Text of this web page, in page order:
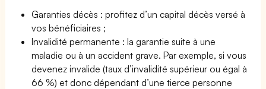
Garanties décès : profitez d’un capital décès versé à
vos bénéficiaires ;
Invalidité permanente : la garantie suite à une
maladie ou à un accident grave. Par exemple, si vous
devenez invalide (taux d’invalidité supérieur ou égal à
66 %) et donc dépendant d’une tierce personne